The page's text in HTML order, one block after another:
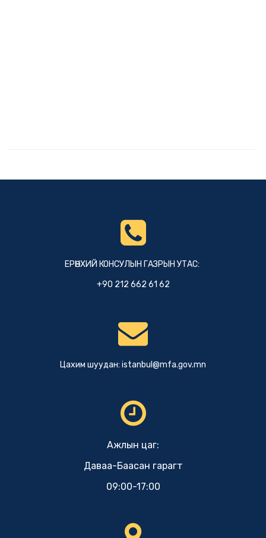
ЕРӨНХИЙ КОНСУЛЫН ГАЗРЫН УТАС:
+90 212 662 61 62
Цахим шуудан: istanbul@mfa.gov.mn
Ажлын цаг:
Даваа-Баасан гарагт
09:00-17:00